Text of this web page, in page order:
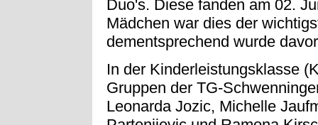
Duo's. Diese fanden am 02.
Mädchen war dies der
dementsprechend wurde
In der Kinderleistungsklasse
Gruppen der TG-
Leonarda Jozic, Michelle